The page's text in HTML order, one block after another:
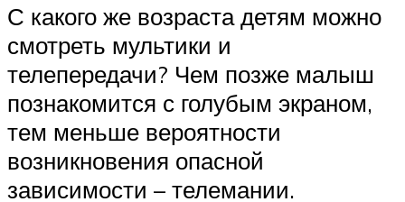
С какого же возраста детям можно
смотреть мультики и
телепередачи? Чем позже малыш
познакомится с голубым экраном,
тем меньше вероятности
возникновения опасной
зависимости – телемании.